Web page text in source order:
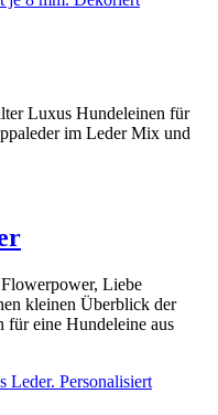
Luxus Hundeleinen für
im Leder Mix und
Liebe
kleinen Überblick der
für eine Hundeleine aus